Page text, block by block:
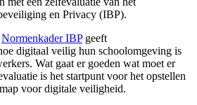
en Privacy (IBP).
Normenkader IBPgeeft
digitaal veilig hun schoolomgeving is
Wat gaat er goeden wat moet er
is het startpunt voor het opstellen
voor digitale veiligheid.